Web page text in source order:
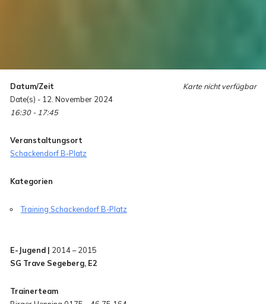
Karte nicht verfügbar
Datum/Zeit
Date(s) - 12. November 2024
16:30 - 17:45
Veranstaltungsort
Schackendorf B-Platz
Kategorien
Training Schackendorf B-Platz
E-Jugend | 2014 – 2015
SG Trave Segeberg, E2
Trainerteam